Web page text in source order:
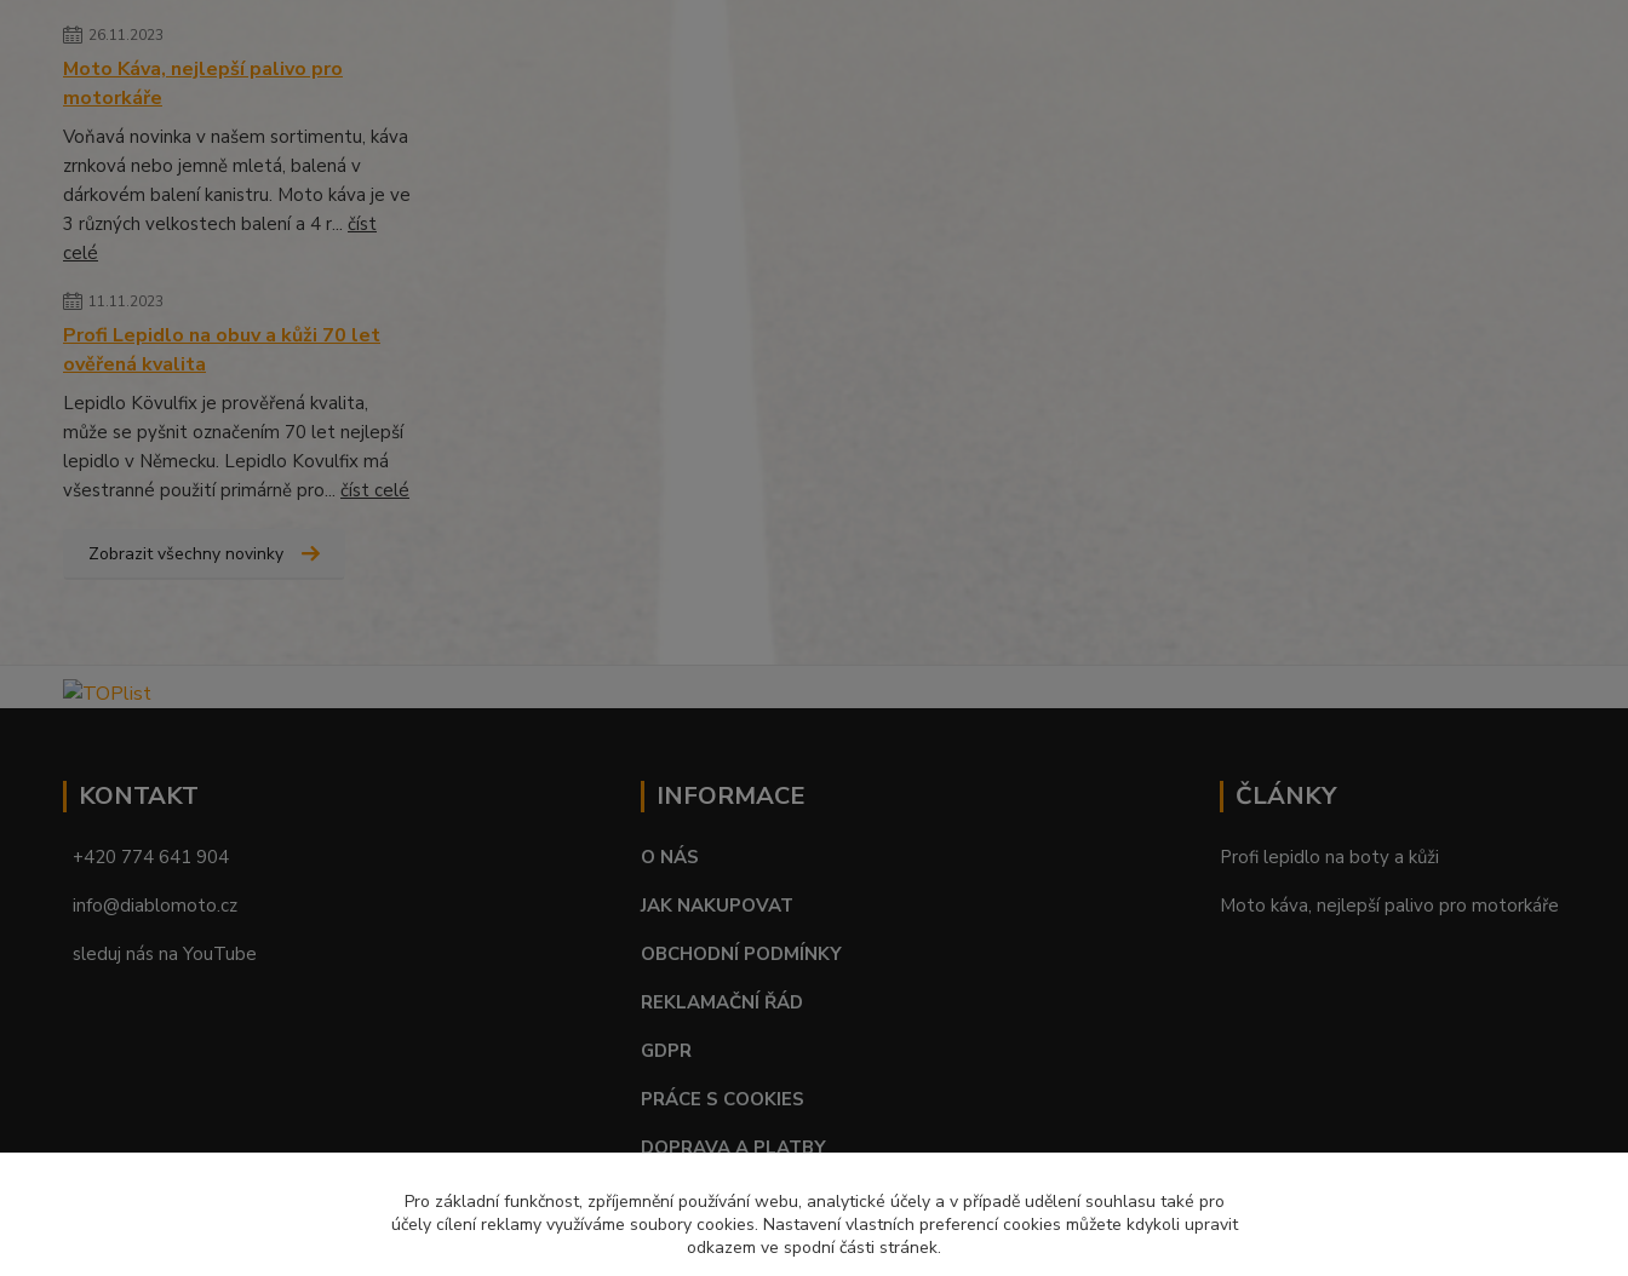
26.11.2023
Moto Káva, nejlepší palivo pro
motorkáře
Voňavá novinka v našem sortimentu, káva
zrnková nebo jemně mletá, balená v
dárkovém balení kanistru. Moto káva je ve
3 různých velkostech balení a 4 r... číst
celé
11.11.2023
Profi Lepidlo na obuv a kůži 70 let
ověřená kvalita
Lepidlo Kövulfix je prověřená kvalita,
může se pyšnit označením 70 let nejlepší
lepidlo v Německu. Lepidlo Kovulfix má
všestranné použití primárně pro... číst celé
Zobrazit všechny novinky
KONTAKT
+420 774 641 904
info@diablomoto.cz
sleduj nás na YouTube
INFORMACE
O NÁS
JAK NAKUPOVAT
OBCHODNÍ PODMÍNKY
REKLAMAČNÍ ŘÁD
GDPR
PRÁCE S COOKIES
DOPRAVA A PLATBY
TABULKY VELIKOSTÍ
ČLÁNKY
Profi lepidlo na boty a kůži
Moto káva, nejlepší palivo pro motorkáře
Pro základní funkčnost, zpříjemnění používání webu, analytické účely a v případě udělení souhlasu také pro
účely cílení reklamy využíváme soubory cookies. Nastavení vlastních preferencí cookies můžete kdykoli upravit
odkazem ve spodní části stránek.